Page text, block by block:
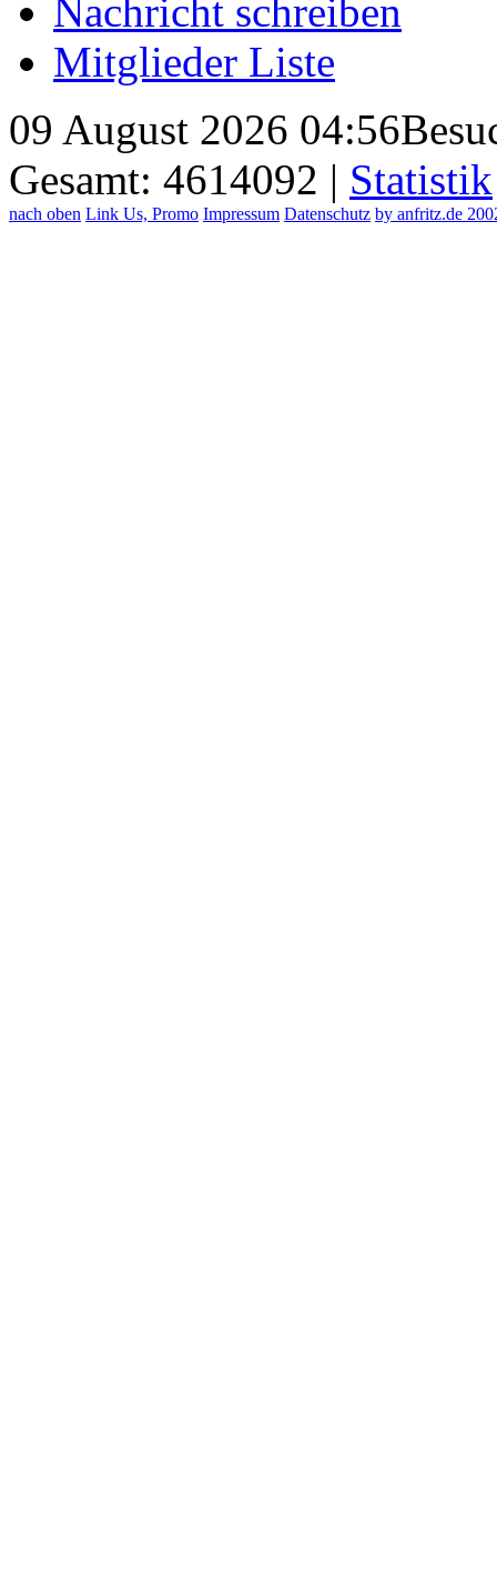
Nachricht schreiben
Mitglieder Liste
09 August 2026 04:56
Gesamt: 4614092 | Statistik
nach oben Link Us, Promo Impressum Datenschutz by anfritz.de